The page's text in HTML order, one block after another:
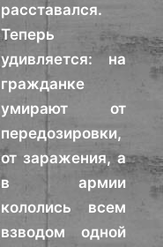
расставался.
Теперь
удивляется: на
гражданке
умирают от
передозировки,
от заражения, а
в армии
кололись всем
взводом одной